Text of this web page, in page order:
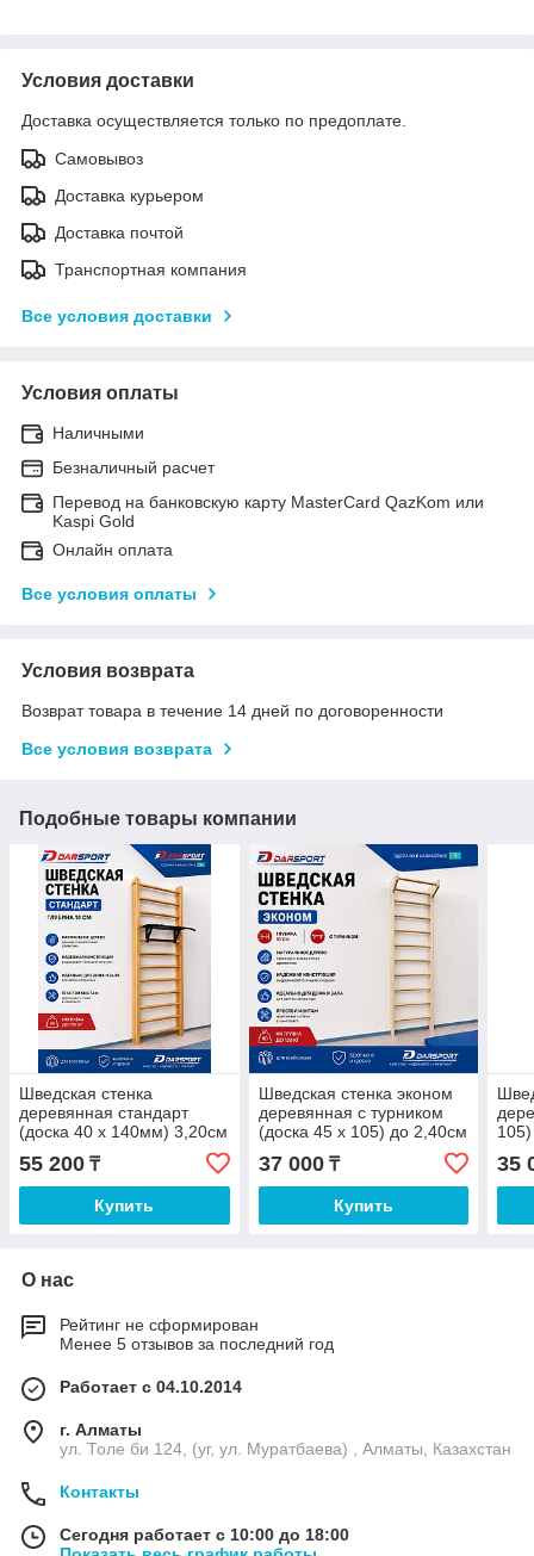
Условия доставки
Доставка осуществляется только по предоплате.
Самовывоз
Доставка курьером
Доставка почтой
Транспортная компания
Все условия доставки
Условия оплаты
Наличными
Безналичный расчет
Перевод на банковскую карту MasterCard QazKom или
Kaspi Gold
Онлайн оплата
Все условия оплаты
Условия возврата
Возврат товара в течение 14 дней по договоренности
Все условия возврата
Подобные товары компании
Шведская стенка
деревянная стандарт
(доска 40 х 140мм) 3,20см
55 200 ₸
Купить
Шведская стенка эконом
деревянная с турником
(доска 45 х 105) до 2,40см
37 000₸
Купить
35
О нас
Рейтинг не сформирован
Менее 5 отзывов за последний год
Работает с 04.10.2014
г. Алматы
ул. Толе би 124, (уг, ул. Муратбаева) , Алматы, Казахстан
Контакты
Сегодня работает с 10:00 до 18:00